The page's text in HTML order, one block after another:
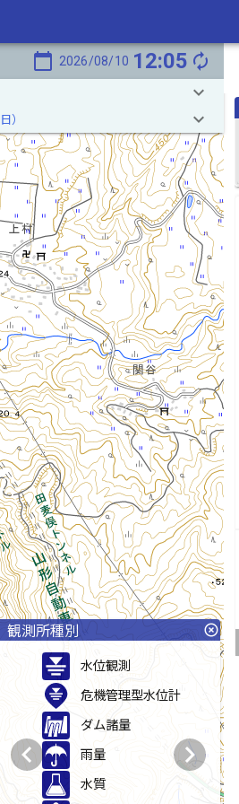
calendar_today 2026/08/10 12:05 autorenew
keyboard_arrow_down
） keyboard_arrow_down
観測所種別 highlight_off
水位観測
危機管理型水位計
ダム諸量
雨量
水質
chevron_left chevron_right